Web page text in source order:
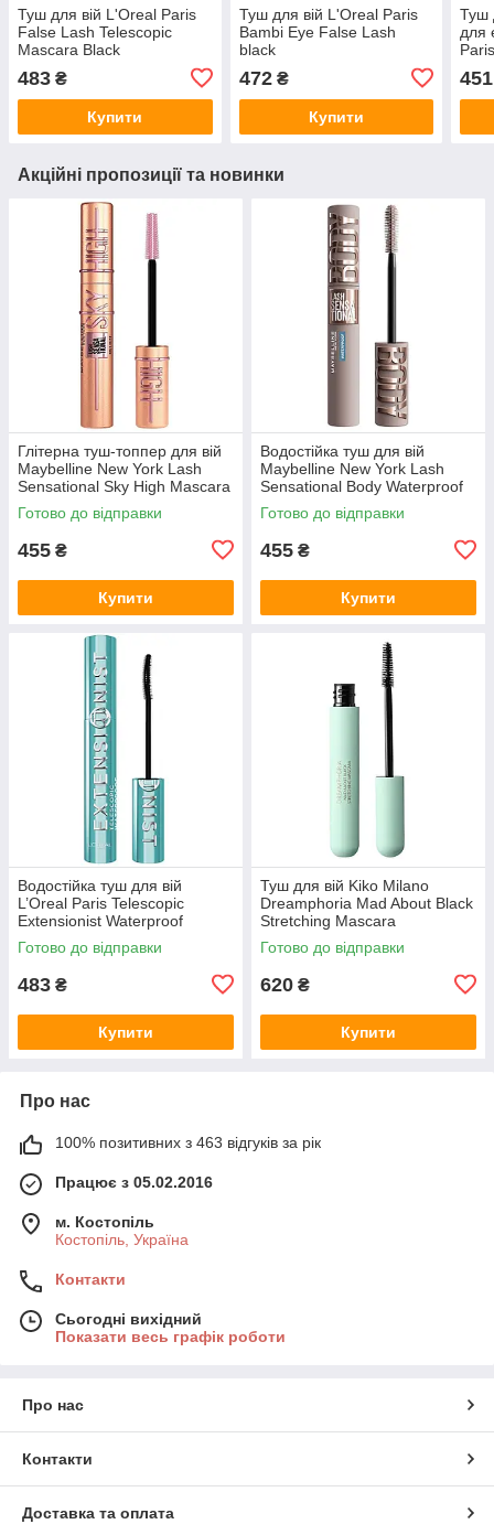
Туш для вій L'Oreal Paris
False Lash Telescopic
Mascara Black
483 ₴
Купити
Туш для вій L'Oreal Paris
Bambi Eye False Lash
black
472₴
Купити
Туш
для
451
Акційні пропозиції та новинки
Глітерна туш-топпер для вій
Maybelline New York Lash
Sensational Sky High Mascara
Gold Glitz
Готово до відправки
455 ₴
Купити
Водостійка туш для вій
Maybelline New York Lash
Sensational Body Waterproof
Black
Готово до відправки
455 ₴
Купити
Водостійка туш для вій
L’Oreal Paris Telescopic
Extensionist Waterproof
Mascara Black
Готово до відправки
483 ₴
Купити
Туш для вій Kiko Milano
Dreamphoria Mad About Black
Stretching Mascara
Готово до відправки
620 ₴
Купити
Про нас
100% позитивних з 463 відгуків за рік
Працює з 05.02.2016
м. Костопіль
Костопіль, Україна
Контакти
Сьогодні вихідний
Показати весь графік роботи
Про нас
Контакти
Доставка та оплата